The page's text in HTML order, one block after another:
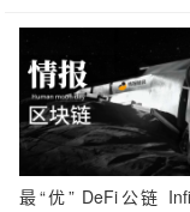
最“优” DeFi公链